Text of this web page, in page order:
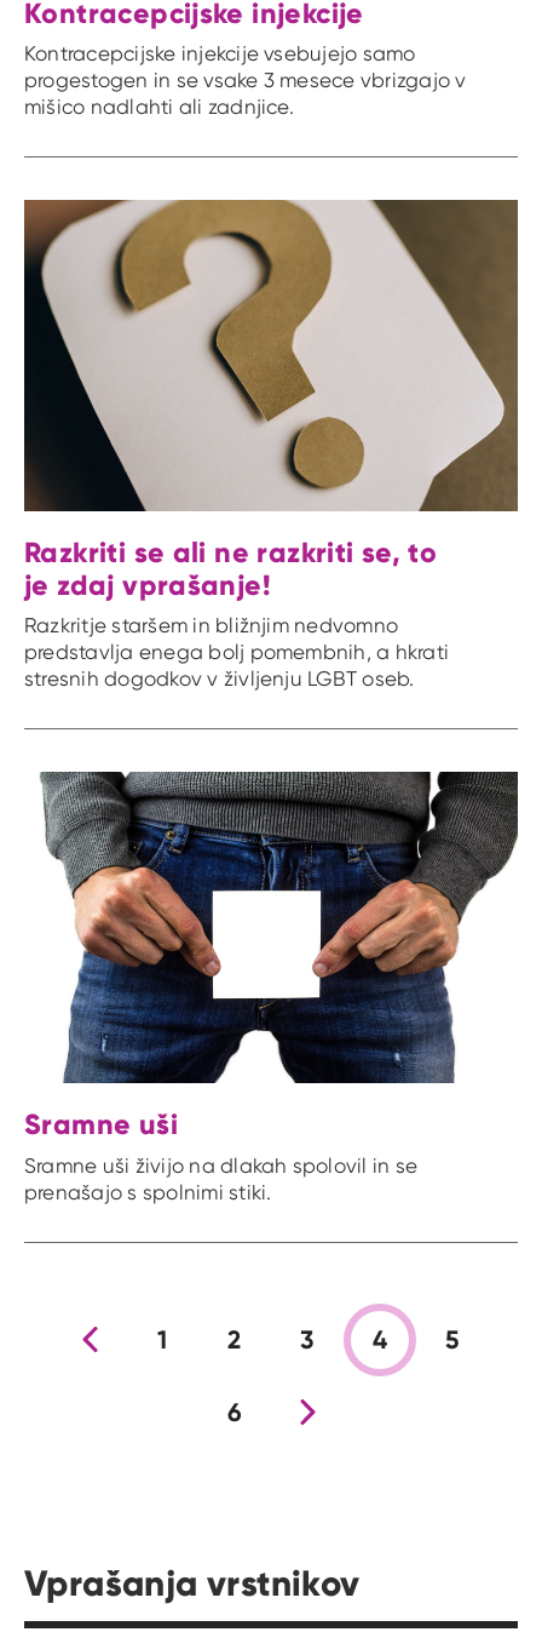
Kontracepcijske injekcije
Kontracepcijske injekcije vsebujejo samo
progestogen in se vsake 3 mesece vbrizgajo v
mišico nadlahti ali zadnjice.
Razkriti se ali ne razkriti se, to
je zdaj vprašanje!
Razkritje staršem in bližnjim nedvomno
predstavlja enega bolj pomembnih, a hkrati
stresnih dogodkov v življenju LGBT oseb.
Sramne uši
Sramne uši živijo na dlakah spolovil in se
prenašajo s spolnimi stiki.
Prejšnja stran
1 2 3 4 5
6 Nova stran
Vprašanja vrstnikov